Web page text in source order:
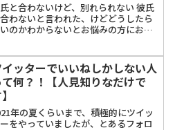
と合わないけど、別れられない 彼氏
わないと言われた、けどどうしたら
のかわからないとお悩みの方におす
ッターでいいねしかしない人
て何？！【人見知りなだけで
年の夏くらいまで、積極的にツイッ
をやっていましたが、とあるフォロ